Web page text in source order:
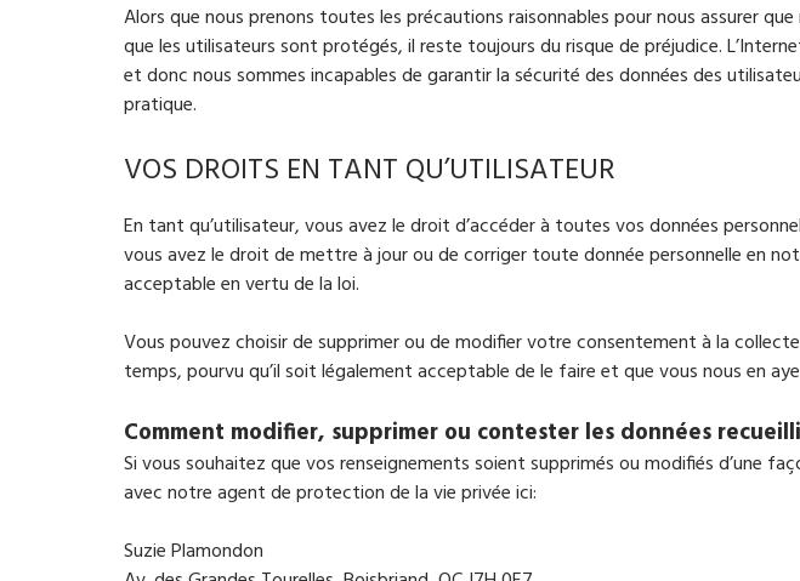
Alors que nous prenons toutes les précautions raisonnables pour nous assurer
que les utilisateurs sont protégés, il reste toujours du risque de préjudice.
et donc nous sommes incapables de garantir la sécurité des données des
pratique.
VOS DROITS EN TANT QU’UTILISATEUR
En tant qu’utilisateur, vous avez le droit d’accéder à toutes vos données
vous avez le droit de mettre à jour ou de corriger toute donnée personnelle en
acceptable en vertu de la loi.
Vous pouvez choisir de supprimer ou de modifier votre consentement à la
temps, pourvu qu’il soit légalement acceptable de le faire et que vous nous en
Comment modifier, supprimer ou contester les données
Si vous souhaitez que vos renseignements soient supprimés ou modifiés d’une
avec notre agent de protection de la vie privée ici:
Suzie Plamondon